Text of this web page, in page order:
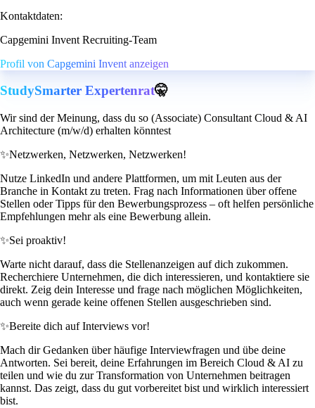
Kontaktdaten:
Capgemini Invent Recruiting-Team
Profil von Capgemini Invent anzeigen
StudySmarter Expertenrat🤫
Wir sind der Meinung, dass du so (Associate) Consultant Cloud & AI
Architecture (m/w/d) erhalten könntest
✨Netzwerken, Netzwerken, Netzwerken!
Nutze LinkedIn und andere Plattformen, um mit Leuten aus der
Branche in Kontakt zu treten. Frag nach Informationen über offene
Stellen oder Tipps für den Bewerbungsprozess – oft helfen persönliche
Empfehlungen mehr als eine Bewerbung allein.
✨Sei proaktiv!
Warte nicht darauf, dass die Stellenanzeigen auf dich zukommen.
Recherchiere Unternehmen, die dich interessieren, und kontaktiere sie
direkt. Zeig dein Interesse und frage nach möglichen Möglichkeiten,
auch wenn gerade keine offenen Stellen ausgeschrieben sind.
✨Bereite dich auf Interviews vor!
Mach dir Gedanken über häufige Interviewfragen und übe deine
Antworten. Sei bereit, deine Erfahrungen im Bereich Cloud & AI zu
teilen und wie du zur Transformation von Unternehmen beitragen
kannst. Das zeigt, dass du gut vorbereitet bist und wirklich interessiert
bist.